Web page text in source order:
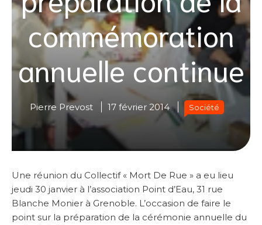
commémoration
annuelle continue
Pierre Prevost 17 février 2014 Société
Une réunion du Collectif « Mort De Rue » a eu lieu
jeudi 30 janvier à l’association Point d’Eau, 31 rue
Blanche Monier à Grenoble. L’occasion de faire le
point sur la préparation de la cérémonie annuelle du